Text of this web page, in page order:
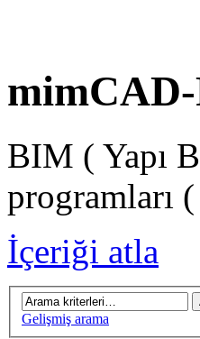
BIM ( Yapı
programları
İçeriği atla
Gelişmiş arama